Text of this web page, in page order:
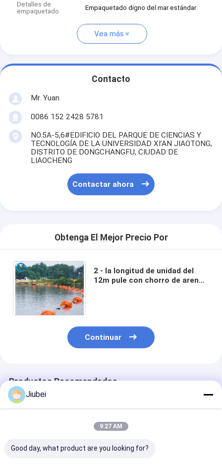
Detalles de
empaquetado
Empaquetado digno del mar estándar
Vea más
Contacto
Mr. Yuan
0086 152 2428 5781
NO.5A-5,6#EDIFICIO DEL PARQUE DE CIENCIAS Y
TECNOLOGÍA DE LA UNIVERSIDAD XI’AN JIAOTONG,
DISTRITO DE DONGCHANGFU, CIUDAD DE
LIAOCHENG
Contactar ahora
Obtenga El Mejor Precio Por
2 - la longitud de unidad del
12m pule con chorro de arena
Continuar
Productos Recomendados
Jiubei
9:27 AM
Good day, what product are you looking for?